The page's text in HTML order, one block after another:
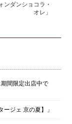
期間限定出店中で
ージェ 京の夏】」
ンダンショコラ・
オレ」